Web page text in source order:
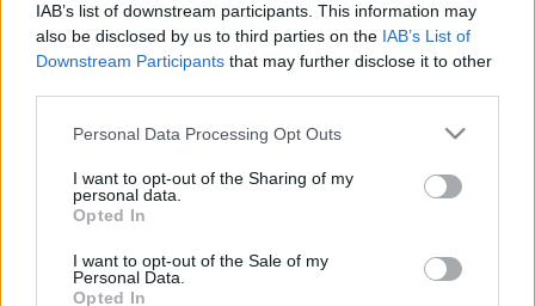
IAB’s list of downstream participants. This information may
also be disclosed by us to third parties on the IAB’s List of
Downstream Participants that may further disclose it to other
Please note that this website/app uses one or more Google
not limited to your visit or usage behaviour. You may click to
grant or deny consent to Google and its third-party tags to
use your data for below specified purposes in below Google
consent section.
Personal Data Processing Opt Outs
I want to opt-out of the Sharing of my
personal data.
Opted In
I want to opt-out of the Sale of my
Personal Data.
Opted In
A hepatitisz A egy világszerte előforduló fertőző
májgyulladás, amelyet ahepatitis A vírus (HAV)
Gyakran emlegetik „utazók betegségének”, mert
a legtöbb eset külföldről behurcolt fertőzésként
jelenik meg, ugyanakkor hazai gócpontokban is
gondolják, hogy csupán egy enyhe